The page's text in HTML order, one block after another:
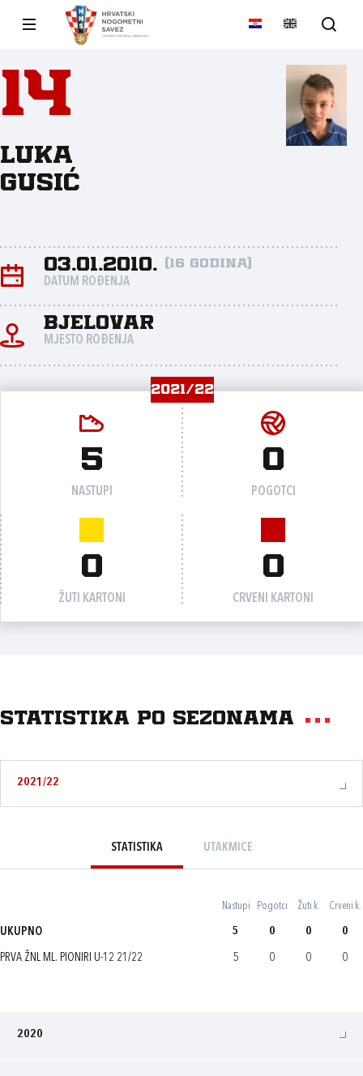
14
Luka
Gusić
03.01.2010. (16 godina)
DATUM ROĐENJA
Bjelovar
MJESTO ROĐENJA
2021/22
5
NASTUPI
0
POGOTCI
0
ŽUTI KARTONI
0
CRVENI KARTONI
Statistika po sezonama
2021/22
STATISTIKA UTAKMICE
Nastupi Pogotci Žuti k. Crveni k.
UKUPNO 5 0 0 0
PRVA ŽNL ML. PIONIRI U-12 21/22 5 0 0 0
2020